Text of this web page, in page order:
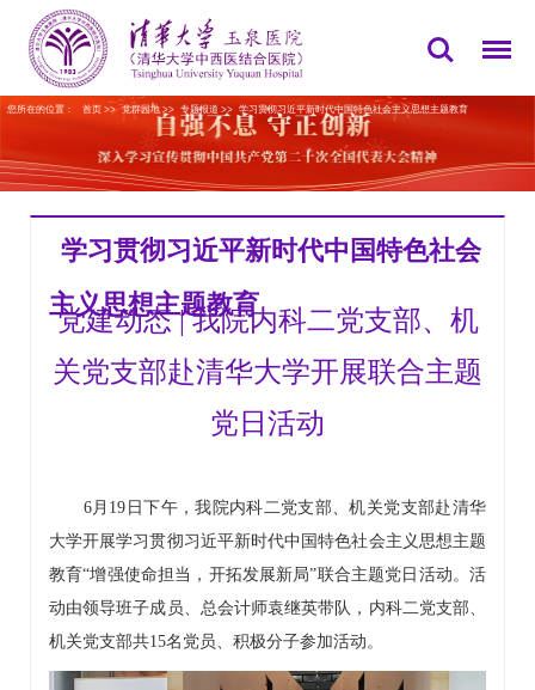
您所在的位置： 首页>> 党群园地>> 专题报道 >> 学习贯彻习近平新时代中国特色社会主义思想主题教育
学习贯彻习近平新时代中国特色社会
主义思想主题教育
党建动态 | 我院内科二党支部、机
关党支部赴清华大学开展联合主题
党日活动
6月19日下午，我院内科二党支部、机关党支部赴清华
大学开展学习贯彻习近平新时代中国特色社会主义思想主题
教育“增强使命担当，开拓发展新局”联合主题党日活动。活
动由领导班子成员、总会计师袁继英带队，内科二党支部、
机关党支部共15名党员、积极分子参加活动。